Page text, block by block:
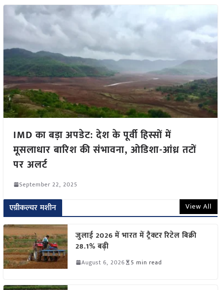
IMD का बड़ा अपडेट: देश के पूर्वी हिस्सों में
मूसलाधार बारिश की संभावना, ओडिशा-आंध्र तटों
पर अलर्ट
September 22, 2025
एग्रीकल्चर मशीन View All
जुलाई 2026 में भारत में ट्रैक्टर रिटेल बिक्री
28.1% बढ़ी
August 6, 2026 5 min read